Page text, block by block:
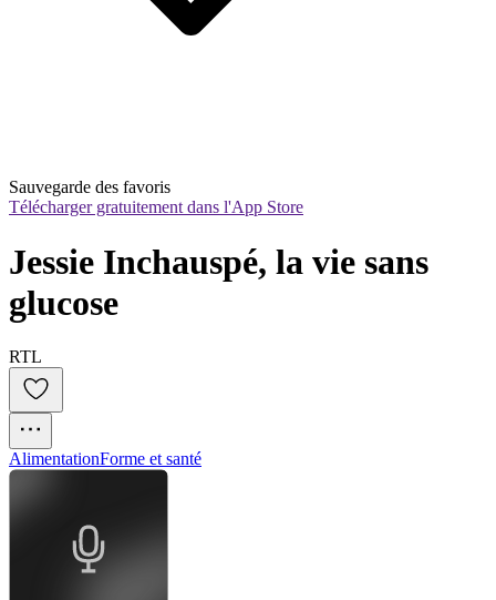
Sauvegarde des favoris
Télécharger gratuitement dans l'App Store
Jessie Inchauspé, la vie sans
glucose
RTL
AlimentationForme et santé